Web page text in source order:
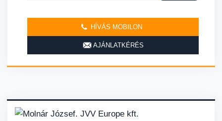
HÍVÁS MOBILON
AJÁNLATKÉRÉS